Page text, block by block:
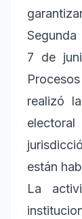
7 de
realizó
están
La